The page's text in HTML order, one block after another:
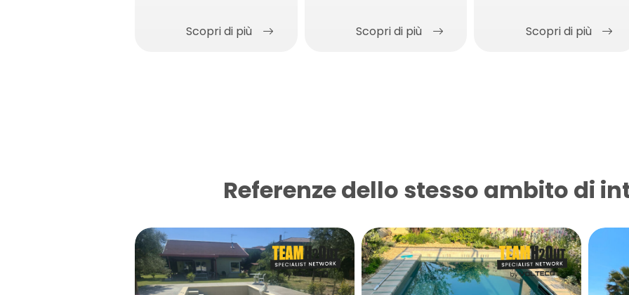
Scopri di più Scopri di più Scopri di più
Referenze dello stesso ambito di